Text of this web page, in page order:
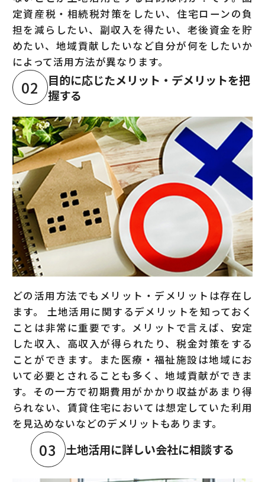
定資産税・相続税対策をしたい、住宅ローンの負
担を減らしたい、副収入を得たい、老後資金を貯
めたい、地域貢献したいなど自分が何をしたいか
によって活用方法が異なります。
02
目的に応じたメリット・デメリットを把
握する
どの活用方法でもメリット・デメリットは存在し
ます。 土地活用に関するデメリットを知っておく
ことは非常に重要です。メリットで言えば、安定
した収入、高収入が得られたり、税金対策をする
ことができます。また医療・福祉施設は地域にお
いて必要とされることも多く、地域貢献ができま
す。その一方で初期費用がかかり収益があまり得
られない、賃貸住宅においては想定していた利用
を見込めないなどのデメリットもあります。
03 土地活用に詳しい会社に相談する